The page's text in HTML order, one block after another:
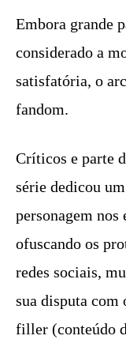
Embora grande
considerado a
satisfatória, o
fandom.
Críticos e parte
série dedicou
personagem
ofuscando os
redes sociais,
sua disputa com
filler (conteúdo